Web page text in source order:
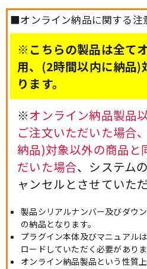
■オンライン納品に関する注
※こちらの製品は全て
用、(2時間以内に納品)
ります。
※オンライン納品製品
ご注文いただいた場合
納品)対象以外の商品と
だいた場合、システム
ャンセルとさせていただ
製品シリアルナンバー及びダウ
の納品となります。
プラグイン本体及びマニュアル
ロードしていただく必要がありま
オンライン納品製品という性質